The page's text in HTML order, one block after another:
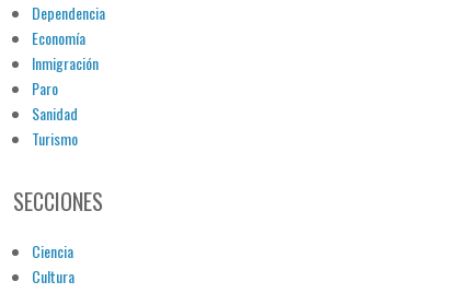
Dependencia
Economía
Inmigración
Paro
Sanidad
Turismo
SECCIONES
Ciencia
Cultura